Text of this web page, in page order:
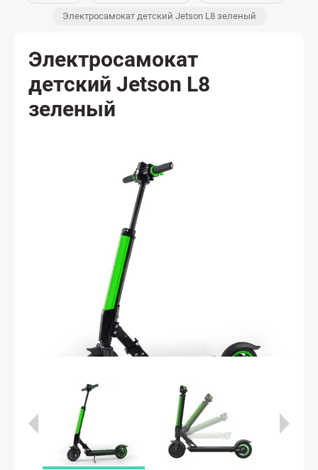
Электросамокат детский Jetson L8 зеленый
Электросамокат
детский Jetson L8
зеленый